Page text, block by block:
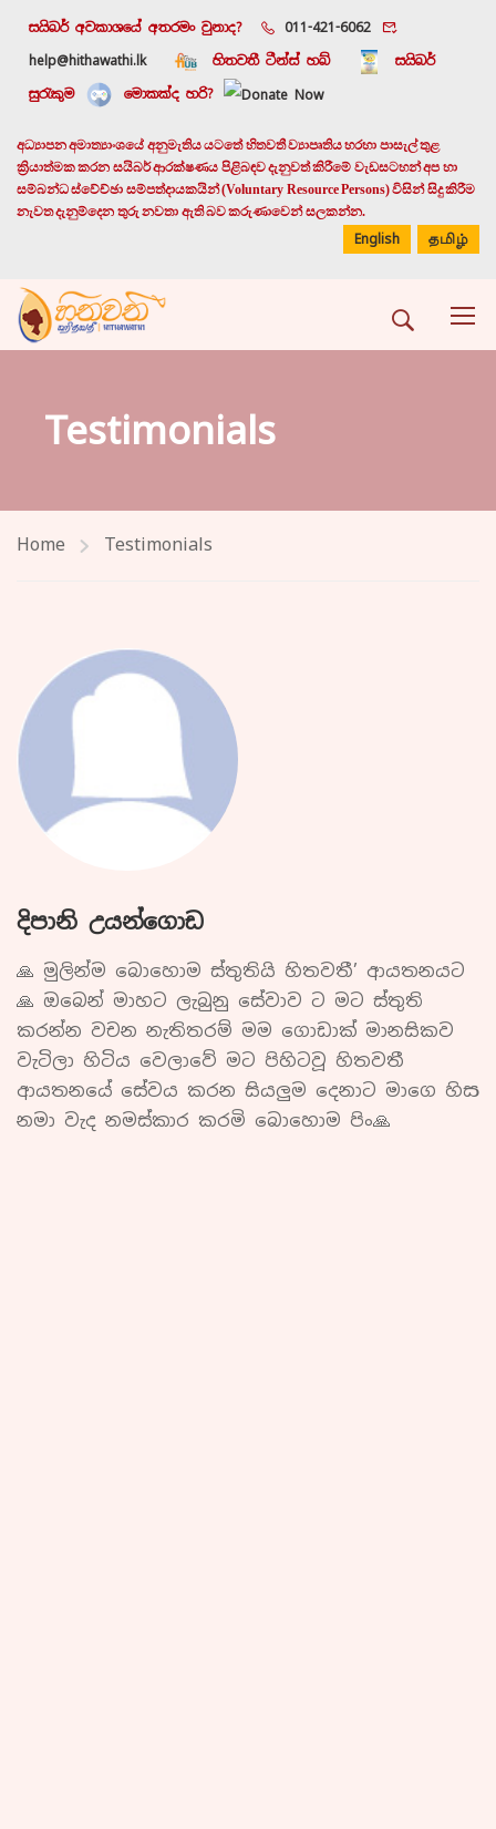
සයිබර් අවකාශයේ අතරමං වුනාද?
011-421-6062
help@hithawathi.lk
හිතවතී ටීන්ස් හබ්
සයිබර්
සුරැකුම
මොකක්ද හරි?
අධ්‍යාපන අමාත්‍යාංශයේ අනුමැතිය යටතේ හිතවතී ව්‍යාපෘතිය හරහා පාසැල් තුළ
ක්‍රියාත්මක කරන සයිබර් ආරක්ෂණය පිළිබඳව දැනුවත් කිරීමේ වැඩසටහන් අප හා
සම්බන්ධ ස්වේච්ඡා සම්පත්දායකයින් (Voluntary Resource Persons) විසින් සිදු කිරීම
නැවත දැනුම්දෙන තුරු නවතා ඇති බව කරුණාවෙන් සලකන්න.
English தமிழ்
Testimonials
Home Testimonials
දිපානි උයන්ගොඩ
🙏 මුලින්ම බොහොම ස්තුතියි හිතවතී’ ආයතනයට
🙏 ඔබෙන් මාහට ලැබුනු සේවාව ට මට ස්තුති
කරන්න වචන නැතිතරම් මම ගොඩාක් මානසිකව
වැටිලා හිටිය වෙලාවේ මට පිහිටවූ හිතවතී
ආයතනයේ සේවය කරන සියලුම දෙනාට මාගෙ හිස
නමා වැද නමස්කාර කරමි බොහොම පිං🙏